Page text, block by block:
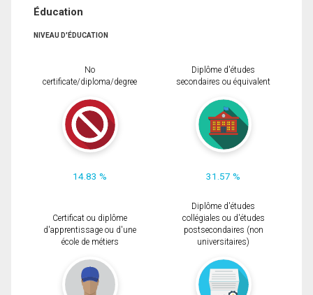
Éducation
NIVEAU D'ÉDUCATION
No
certificate/diploma/degree
14.83 %
Diplôme d'études
secondaires ou équivalent
31.57 %
Certificat ou diplôme
d'apprentissage ou d'une
école de métiers
Diplôme d'études
collégiales ou d'études
postsecondaires (non
universitaires)